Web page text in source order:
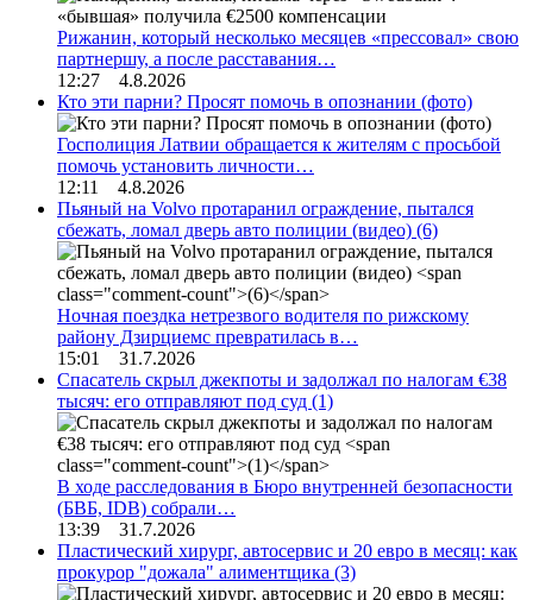
Рижанин, который несколько месяцев «прессовал» свою
партнершу, а после расставания…
12:27 4.8.2026
Кто эти парни? Просят помочь в опознании (фото)
Госполиция Латвии обращается к жителям с просьбой
помочь установить личности…
12:11 4.8.2026
Пьяный на Volvo протаранил ограждение, пытался
сбежать, ломал дверь авто полиции (видео) (6)
Ночная поездка нетрезвого водителя по рижскому
району Дзирциемс превратилась в…
15:01 31.7.2026
Спасатель скрыл джекпоты и задолжал по налогам €38
тысяч: его отправляют под суд (1)
В ходе расследования в Бюро внутренней безопасности
(БВБ, IDB) собрали…
13:39 31.7.2026
Пластический хирург, автосервис и 20 евро в месяц: как
прокурор "дожала" алиментщика (3)